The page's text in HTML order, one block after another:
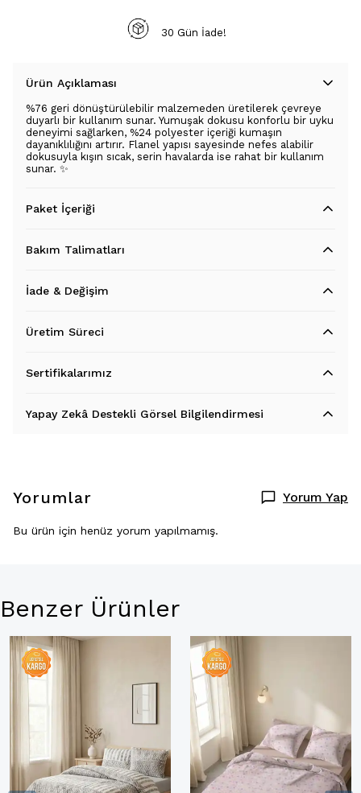
30 Gün İade!
Ürün Açıklaması
%76 geri dönüştürülebilir malzemeden üretilerek çevreye
duyarlı bir kullanım sunar. Yumuşak dokusu konforlu bir uyku
deneyimi sağlarken, %24 polyester içeriği kumaşın
dayanıklılığını artırır. Flanel yapısı sayesinde nefes alabilir
dokusuyla kışın sıcak, serin havalarda ise rahat bir kullanım
sunar. ✨
Paket İçeriği
Bakım Talimatları
İade & Değişim
Üretim Süreci
Sertifikalarımız
Yapay Zekâ Destekli Görsel Bilgilendirmesi
Yorumlar Yorum Yap
Bu ürün için henüz yorum yapılmamış.
Benzer Ürünler